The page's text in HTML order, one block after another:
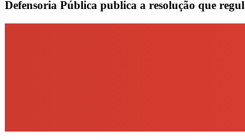
Defensoria Pública publica a resolução que